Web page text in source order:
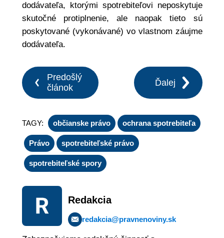
dodávateľa, ktorými spotrebiteľovi neposkytuje
skutočné protiplnenie, ale naopak tieto sú
poskytované (vykonávané) vo vlastnom záujme
dodávateľa.
Predošlý
článok
Ďalej
TAGY: občianske právo ochrana spotrebiteľa
Právo spotrebiteľské právo
spotrebiteľské spory
Redakcia
redakcia@pravnenoviny.sk